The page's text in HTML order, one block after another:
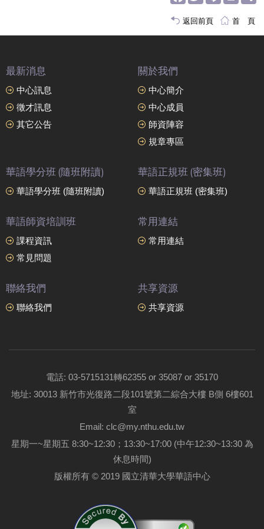
返回前頁 首 頁
最新消息
中心訊息
徵才訊息
其它公告
關於我們
中心簡介
中心成員
師資陣容
規章專區
華語學分班 (隨班附讀)
華語學分班 (隨班附讀)
華語正規班 (密集班)
華語正規班 (密集班)
華語師資培訓班
課程資訊
常見問題
常用連結
常用連結
聯絡我們
聯絡我們
共享資源
共享資源
電話: 03-5715131轉62355 or 35087 or 35170
地址: 30013 新竹市光復路二段101號第二綜合大樓 B側 6樓601
室
Email: clc@my.nthu.edu.tw
星期一~星期五 8:30~12:30；13:30~17:00 (中午12:30~13:30 為
休息時間)
版權所有 © 2019 國立清華大學華語中心